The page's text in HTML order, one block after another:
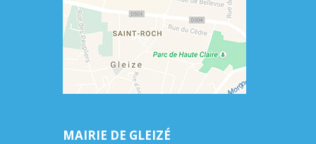
MAIRIE DE GLEIZÉ